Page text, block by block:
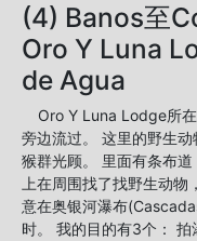
(4) Banos至
Oro Y Luna
de Agua
Oro Y Luna Lodge所
旁边流过。 这里的野生
猴群光顾。 里面有条布
上在周围找了找野生动
意在奥银河瀑布
时。 我的目的有3个：